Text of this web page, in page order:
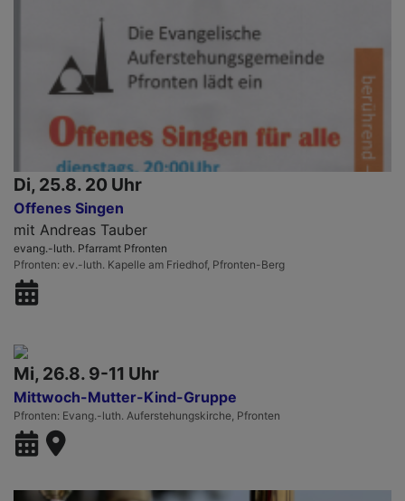
Di, 25.8. 20 Uhr
Offenes Singen
mit Andreas Tauber
evang.-luth. Pfarramt Pfronten
Pfronten ev.-luth. Kapelle am Friedhof, Pfronten-Berg
Mi, 26.8. 9-11 Uhr
Mittwoch-Mutter-Kind-Gruppe
Pfronten Evang.-luth. Auferstehungskirche, Pfronten